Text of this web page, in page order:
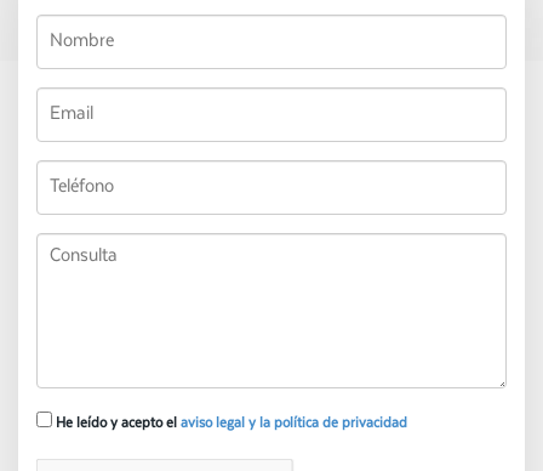
He leído y acepto el aviso legal y la política de privacidad